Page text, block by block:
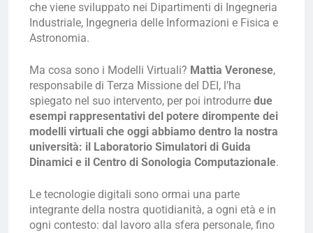
che viene sviluppato nei Dipartimenti di Ingegneria
Industriale, Ingegneria delle Informazioni e Fisica e
Astronomia.
Ma cosa sono i Modelli Virtuali? Mattia Veronese,
responsabile di Terza Missione del DEI, l’ha
spiegato nel suo intervento, per poi introdurre due
esempi rappresentativi del potere dirompente dei
modelli virtuali che oggi abbiamo dentro la nostra
università: il Laboratorio Simulatori di Guida
Dinamici e il Centro di Sonologia Computazionale.
Le tecnologie digitali sono ormai una parte
integrante della nostra quotidianità, a ogni età e in
ogni contesto: dal lavoro alla sfera personale, fino